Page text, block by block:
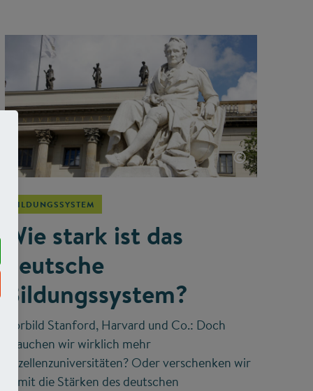
©
BILDUNGSSYSTEM
Wie stark ist das
deutsche
Bildungssystem?
Vorbild Stanford, Harvard und Co.: Doch
brauchen wir wirklich mehr
Exzellenzuniversitäten? Oder verschenken wir
damit die Stärken des deutschen